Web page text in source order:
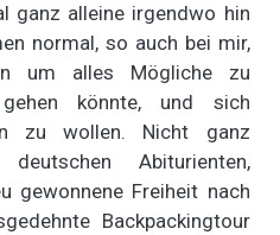
ganz alleine irgendwo hin
normal, so auch bei mir,
um alles Mögliche zu
könnte, und sich
zu wollen. Nicht ganz
Abiturienten,
gewonnene Freiheit nach
Backpackingtour